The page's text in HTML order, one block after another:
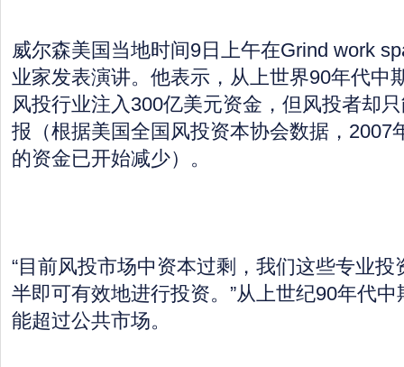
威尔森美国当地时间9日上午在Grind work
业家发表演讲。他表示，从上世界90年代中
风投行业注入300亿美元资金，但风投者却
报（根据美国全国风投资本协会数据，2007
的资金已开始减少）。
“目前风投市场中资本过剩，我们这些专业
半即可有效地进行投资。”从上世纪90年代
能超过公共市场。